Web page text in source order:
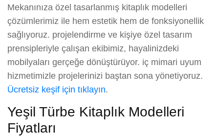
Mekanınıza özel tasarlanmış kitaplık modelleri
çözümlerimiz ile hem estetik hem de fonksiyonellik
sağlıyoruz. projelendirme ve kişiye özel tasarım
prensipleriyle çalışan ekibimiz, hayalinizdeki
mobilyaları gerçeğe dönüştürüyor. iç mimari uyum
hizmetimizle projelerinizi baştan sona yönetiyoruz.
Ücretsiz keşif için tıklayın.
Yeşil Türbe Kitaplık Modelleri
Fiyatları